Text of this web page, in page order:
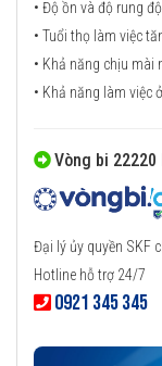
• Độ ồn và độ rung
• Tuổi thọ làm việc
• Khả năng chịu mài
• Khả năng làm việc
Vòng bi
Đại lý ủy quyền SKF
Hotline hỗ trợ 24/7
0921 345 345